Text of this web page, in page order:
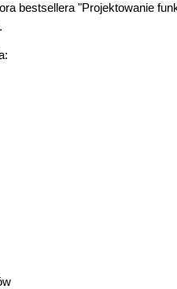
bestsellera "Projektowanie